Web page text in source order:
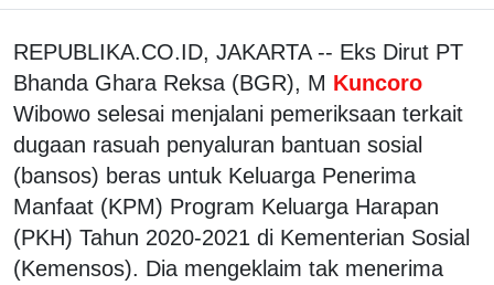
REPUBLIKA.CO.ID, JAKARTA -- Eks Dirut PT
Bhanda Ghara Reksa (BGR), M Kuncoro
Wibowo selesai menjalani pemeriksaan terkait
dugaan rasuah penyaluran bantuan sosial
(bansos) beras untuk Keluarga Penerima
Manfaat (KPM) Program Keluarga Harapan
(PKH) Tahun 2020-2021 di Kementerian Sosial
(Kemensos). Dia mengeklaim tak menerima